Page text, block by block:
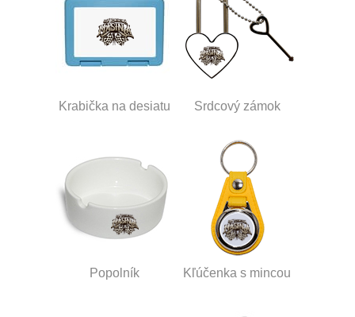
Krabička na desiatu Srdcový zámok
Popolník Kľúčenka s mincou